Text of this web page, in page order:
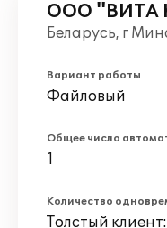
ООО "ВИТА
Беларусь, г
Вариант работы
Файловый
Общее число
1
Количество
Толстый клиент: